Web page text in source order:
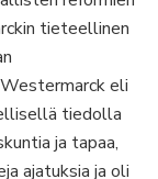
tieteellinen
eli
tiedolla
ja tapaa,
ajatuksia ja oli